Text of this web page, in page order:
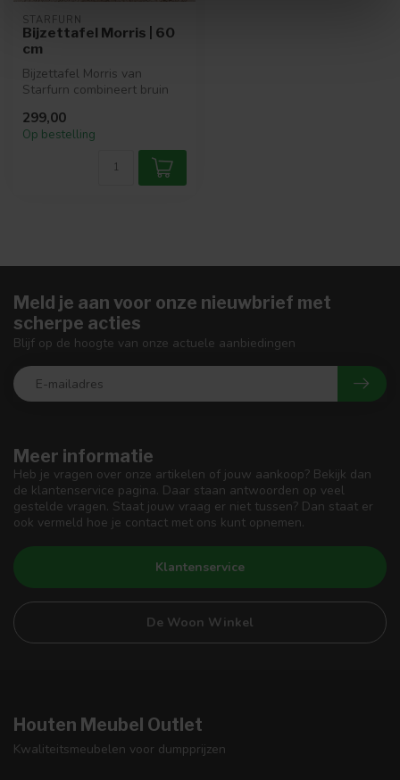
STARFURN
Bijzettafel Morris | 60
cm
Bijzettafel Morris van
Starfurn combineert bruin
travertin bla...
299,00
Op bestelling
Meer informatie
Heb je vragen over onze artikelen of jouw aankoop? Bekijk dan
de klantenservice pagina. Daar staan antwoorden op veel
gestelde vragen. Staat jouw vraag er niet tussen? Dan staat er
ook vermeld hoe je contact met ons kunt opnemen.
Klantenservice
De Woon Winkel
Meld je aan voor onze nieuwbrief met
scherpe acties
Blijf op de hoogte van onze actuele aanbiedingen
Houten Meubel Outlet
Kwaliteitsmeubelen voor dumpprijzen